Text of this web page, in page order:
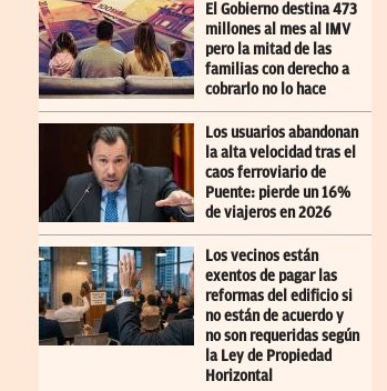
El Gobierno destina 473
millones al mes al IMV
pero la mitad de las
familias con derecho a
cobrarlo no lo hace
Los usuarios abandonan
la alta velocidad tras el
caos ferroviario de
Puente: pierde un 16%
de viajeros en 2026
Los vecinos están
exentos de pagar las
reformas del edificio si
no están de acuerdo y
no son requeridas según
la Ley de Propiedad
Horizontal